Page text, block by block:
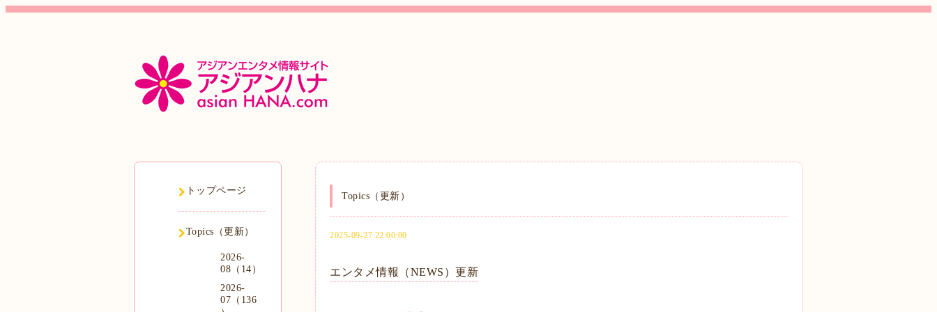
Topics（更新）
2025-09-27 22:00:00
エンタメ情報（NEWS）更新
トップページ
Topics（更新）
2026-
08（14）
2026-
07（136